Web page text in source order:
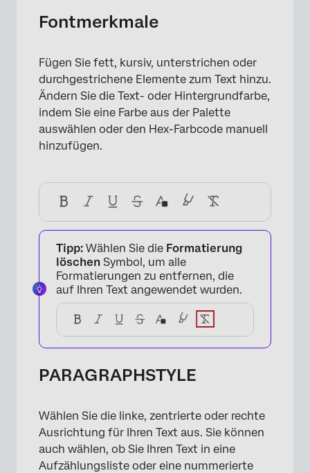
×
Fontmerkmale
Fügen Sie fett, kursiv, unterstrichen oder
durchgestrichene Elemente zum Text hinzu.
Ändern Sie die Text- oder Hintergrundfarbe,
indem Sie eine Farbe aus der Palette
auswählen oder den Hex-Farbcode manuell
hinzufügen.
Tipp: Wählen Sie die Formatierung
löschen Symbol, um alle
Formatierungen zu entfernen, die
auf Ihren Text angewendet wurden.
PARAGRAPHSTYLE
Wählen Sie die linke, zentrierte oder rechte
Ausrichtung für Ihren Text aus. Sie können
auch wählen, ob Sie Ihren Text in eine
Aufzählungsliste oder eine nummerierte